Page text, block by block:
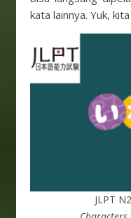
kata lainnya. Yuk,
JLPT